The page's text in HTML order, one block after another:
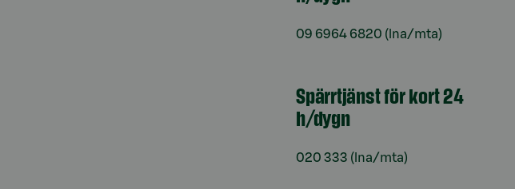
09 6964 6820 (lna/mta)
Spärrtjänst för kort 24
h/dygn
020 333 (lna/mta)